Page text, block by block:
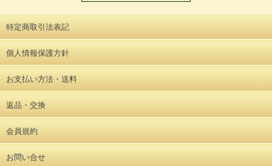
特定商取引法表記
個人情報保護方針
お支払い方法・送料
返品・交換
会員規約
お問い合せ